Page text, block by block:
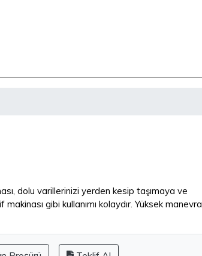
dolu varillerinizi yerden kesip taşımaya ve
gibi kullanımı kolaydır. Yüksek manevra